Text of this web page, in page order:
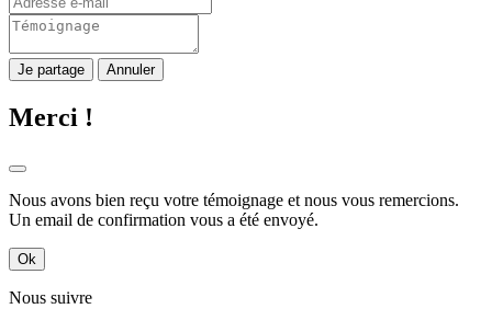
Je partage Annuler
Merci !
Nous avons bien reçu votre témoignage et nous vous remercions.
Un email de confirmation vous a été envoyé.
Ok
Nous suivre